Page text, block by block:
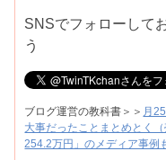
SNSでフォローして
う
ブログ運営の教科書＞＞ 月
大事だったことまとめとく
254.2万円」のメディア事例